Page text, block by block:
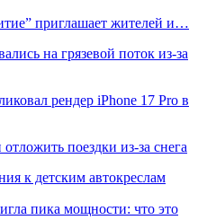
приглашает жителей и…
на грязевой поток из-за
рендер iPhone 17 Pro в
поездки из-за снега
к детским автокреслам
пика мощности: что это